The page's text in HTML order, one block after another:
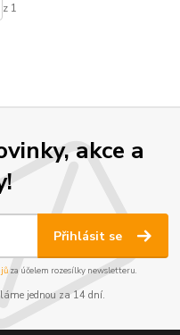
z 1
akce a
Přihlásit se
za účelem rozesílky newsletteru.
jednou za 14 dní.